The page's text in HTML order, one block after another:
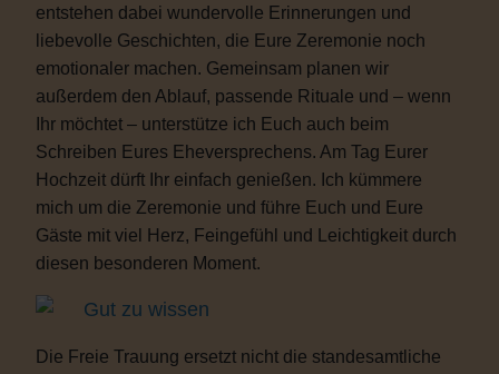
entstehen dabei wundervolle Erinnerungen und
liebevolle Geschichten, die Eure Zeremonie noch
emotionaler machen. Gemeinsam planen wir
außerdem den Ablauf, passende Rituale und – wenn
Ihr möchtet – unterstütze ich Euch auch beim
Schreiben Eures Eheversprechens. Am Tag Eurer
Hochzeit dürft Ihr einfach genießen. Ich kümmere
mich um die Zeremonie und führe Euch und Eure
Gäste mit viel Herz, Feingefühl und Leichtigkeit durch
diesen besonderen Moment.
Gut zu wissen
Die Freie Trauung ersetzt nicht die standesamtliche